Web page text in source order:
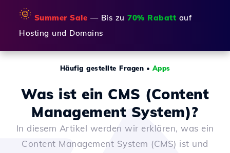
🌞 Summer Sale — Bis zu 70% Rabatt auf
Hosting und Domains
Häufig gestellte Fragen • Apps
Was ist ein CMS (Content
Management System)?
In diesem Artikel werden wir erklären, was ein
Content Management System (CMS) ist und